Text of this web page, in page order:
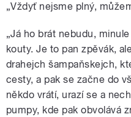
„Vždyť nejsme plný,
„Já ho brát nebudu,
kouty. Je to pan zpěvák,
drahejch šampaňskejch,
cesty, a pak se začne do
někdo vrátí, urazí se a
pumpy, kde pak obvolává